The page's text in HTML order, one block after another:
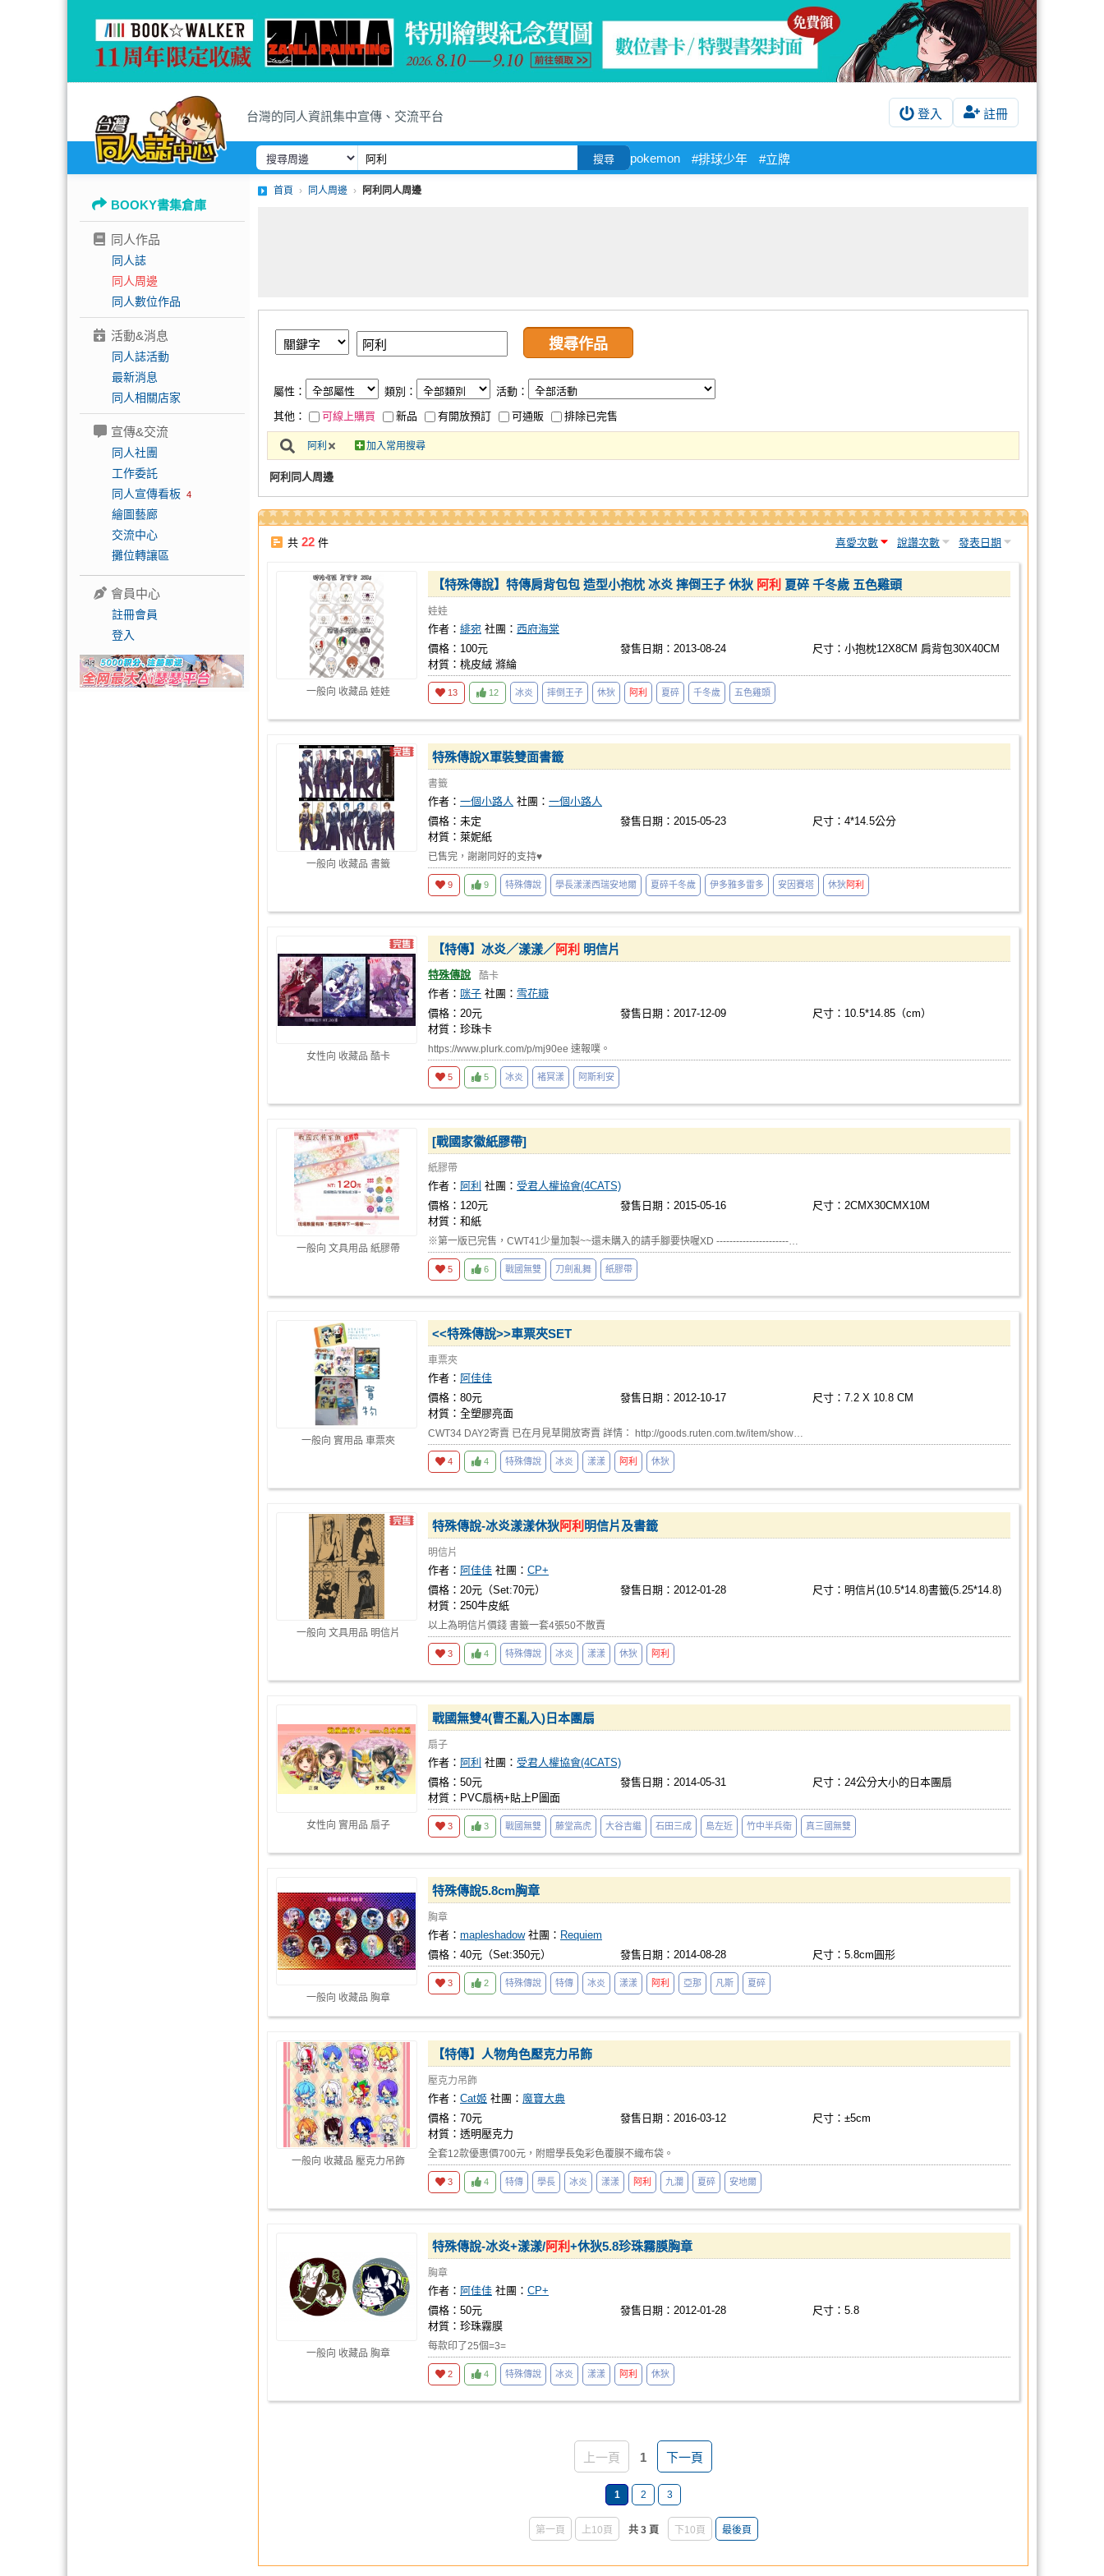
台灣的同人資訊集中宣傳、交流平台 登入 註冊
搜尋 pokemon #排球少年 #立牌
BOOKY書集倉庫
同人作品
同人誌
同人周邊
同人數位作品
活動&消息
同人誌活動
最新消息
同人相關店家
宣傳&交流
同人社團
工作委託
同人宣傳看板 4
繪圖藝廊
交流中心
攤位轉讓區
會員中心
註冊會員
登入
首頁 同人周邊 阿利同人周邊
屬性： 類別：
活動：
其他：
可線上購買 新品 有開放預訂 可通販 排除已完售
阿利 加入常用搜尋
阿利同人周邊
共 22 件 喜愛次數 說讚次數 發表日期
一般向 收藏品 娃娃
【特殊傳說】特傳肩背包包 造型小抱枕 冰炎 摔倒王子 休狄 阿利 夏碎 千冬歲 五色雞頭
娃娃
作者： 緋宛 社團： 西府海棠
價格：100元
發售日期：2013-08-24
尺寸：小抱枕12X8CM 肩背包30X40CM
材質：桃皮絨 滌綸
13 12 冰炎 摔倒王子 休狄 阿利 夏碎 千冬歲 五色雞頭
一般向 收藏品 書籤
特殊傳說X軍裝雙面書籤
書籤
作者： 一個小路人 社團： 一個小路人
價格：未定
發售日期：2015-05-23
尺寸：4*14.5公分
材質：萊妮紙
已售完，謝謝同好的支持♥
9 9 特殊傳說 學長漾漾西瑞安地爾 夏碎千冬歲 伊多雅多雷多 安因賽塔 休狄 阿利
女性向 收藏品 酷卡
【特傳】冰炎／漾漾／阿利 明信片
特殊傳說 酷卡
作者： 咪子 社團： 雪花糖
價格：20元
發售日期：2017-12-09
尺寸：10.5*14.85（cm）
材質：珍珠卡
https://www.plurk.com/p/mj90ee 速報噗。
5 5 冰炎 褚冥漾 阿斯利安
一般向 文具用品 紙膠帶
[戰國家徽紙膠帶]
紙膠帶
作者： 阿利 社團： 受君人權協會(4CATS)
價格：120元
發售日期：2015-05-16
尺寸：2CMX30CMX10M
材質：和紙
※第一版已完售，CWT41少量加製~~還未購入的請手腳要快喔XD ----------------------…
5 6 戰國無雙 刀劍亂舞 紙膠帶
一般向 實用品 車票夾
<<特殊傳說>>車票夾SET
車票夾
作者： 阿佳佳
價格：80元
發售日期：2012-10-17
尺寸：7.2 X 10.8 CM
材質：全塑膠亮面
CWT34 DAY2寄賣 已在月見草開放寄賣 詳情： http://goods.ruten.com.tw/item/show…
4 4 特殊傳說 冰炎 漾漾 阿利 休狄
一般向 文具用品 明信片
特殊傳說-冰炎漾漾休狄阿利 明信片及書籤
明信片
作者： 阿佳佳 社團： CP+
價格：20元（Set:70元）
發售日期：2012-01-28
尺寸：明信片(10.5*14.8)書籤(5.25*14.8)
材質：250牛皮紙
以上為明信片價錢 書籤一套4張50不散賣
3 4 特殊傳說 冰炎 漾漾 休狄 阿利
女性向 實用品 扇子
戰國無雙4(曹丕亂入)日本團扇
扇子
作者： 阿利 社團： 受君人權協會(4CATS)
價格：50元
發售日期：2014-05-31
尺寸：24公分大小的日本團扇
材質：PVC扇柄+貼上P圖面
3 3 戰國無雙 藤堂高虎 大谷吉繼 石田三成 島左近 竹中半兵衛 真三國無雙
一般向 收藏品 胸章
特殊傳說5.8cm胸章
胸章
作者： mapleshadow 社團： Requiem
價格：40元（Set:350元）
發售日期：2014-08-28 尺寸：5.8cm圓形
3 2 特殊傳說 特傳 冰炎 漾漾 阿利 亞那 凡斯 夏碎
一般向 收藏品 壓克力吊飾
【特傳】人物角色壓克力吊飾
壓克力吊飾
作者： Cat姬 社團： 魔寶大典
價格：70元
發售日期：2016-03-12
尺寸：±5cm
材質：透明壓克力
全套12款優惠價700元，附贈學長兔彩色覆膜不織布袋。
3 4 特傳 學長 冰炎 漾漾 阿利 九瀾 夏碎 安地爾
一般向 收藏品 胸章
特殊傳說-冰炎+漾漾/阿利 +休狄5.8珍珠霧膜胸章
胸章
作者： 阿佳佳 社團： CP+
價格：50元
發售日期：2012-01-28
尺寸：5.8
材質：珍珠霧膜
每款印了25個=3=
2 4 特殊傳說 冰炎 漾漾 阿利 休狄
上一頁 1 下一頁
1 2 3
第一頁 上10頁 共 3 頁 下10頁 最後頁